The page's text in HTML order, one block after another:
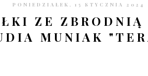
PONIEDZIAŁEK, 15 STYCZNIA 2024
ZE ZBRODNIĄ
MUNIAK